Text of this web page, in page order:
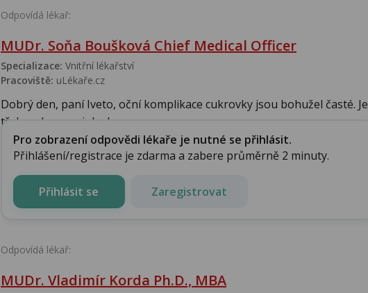
Odpovídá lékař:
MUDr. Soňa Boušková Chief Medical Officer
Specializace: Vnitřní lékařství
Pracoviště: uLékaře.cz
Dobrý den, paní Iveto, oční komplikace cukrovky jsou bohužel časté. Je
třeba, aby maminka by...
Pro zobrazení odpovědi lékaře je nutné se přihlásit.
Přihlášení/registrace je zdarma a zabere průměrně 2 minuty.
Přihlásit se Zaregistrovat
Odpovídá lékař:
MUDr. Vladimír Korda Ph.D., MBA